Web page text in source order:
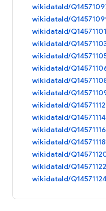
wikidataId/
wikidataId/
wikidataId/Q14571101
wikidataId/
wikidataId/
wikidataId/
wikidataId/
wikidataId/
wikidataId/Q14571112
wikidataId/Q14571114
wikidataId/Q14571116
wikidataId/Q14571118
wikidataId/
wikidataId/Q14571122
wikidataId/Q14571124